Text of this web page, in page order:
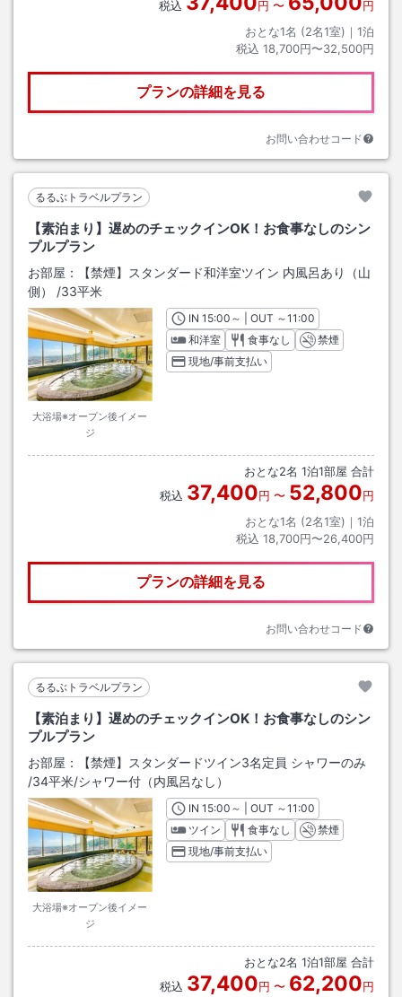
税込 円 〜
円
おとな1名 (2名1室)｜ 1泊
税込 18,700円〜32,500円
プランの詳細を見る
お問い合わせコード
るるぶトラベルプラン
【素泊まり】遅めのチェックインOK！お食事なしのシン
プルプラン
お部屋：
【禁煙】スタンダード和洋室ツイン 内風呂あり（山
側）
/33平米
大浴場※オープン後イメー
ジ
INチェックイン
15:00 ～ | OUT チェックアウト
～11:00
和洋室
食事なし
禁煙
現地/事前支払い
おとな2名 1泊1部屋 合計
税込 37,400円 〜 52,800円
おとな1名 (2名1室)｜ 1泊
税込 18,700円〜26,400円
プランの詳細を見る
お問い合わせコード
るるぶトラベルプラン
【素泊まり】遅めのチェックインOK！お食事なしのシン
プルプラン
お部屋：
【禁煙】スタンダードツイン3名定員 シャワーのみ
/34平米/シャワー付（内風呂なし）
大浴場※オープン後イメー
ジ
INチェックイン
15:00 ～ | OUT チェックアウト
～11:00
ツイン
食事なし
禁煙
現地/事前支払い
おとな2名 1泊1部屋 合計
税込 37,400円 〜 62,200円